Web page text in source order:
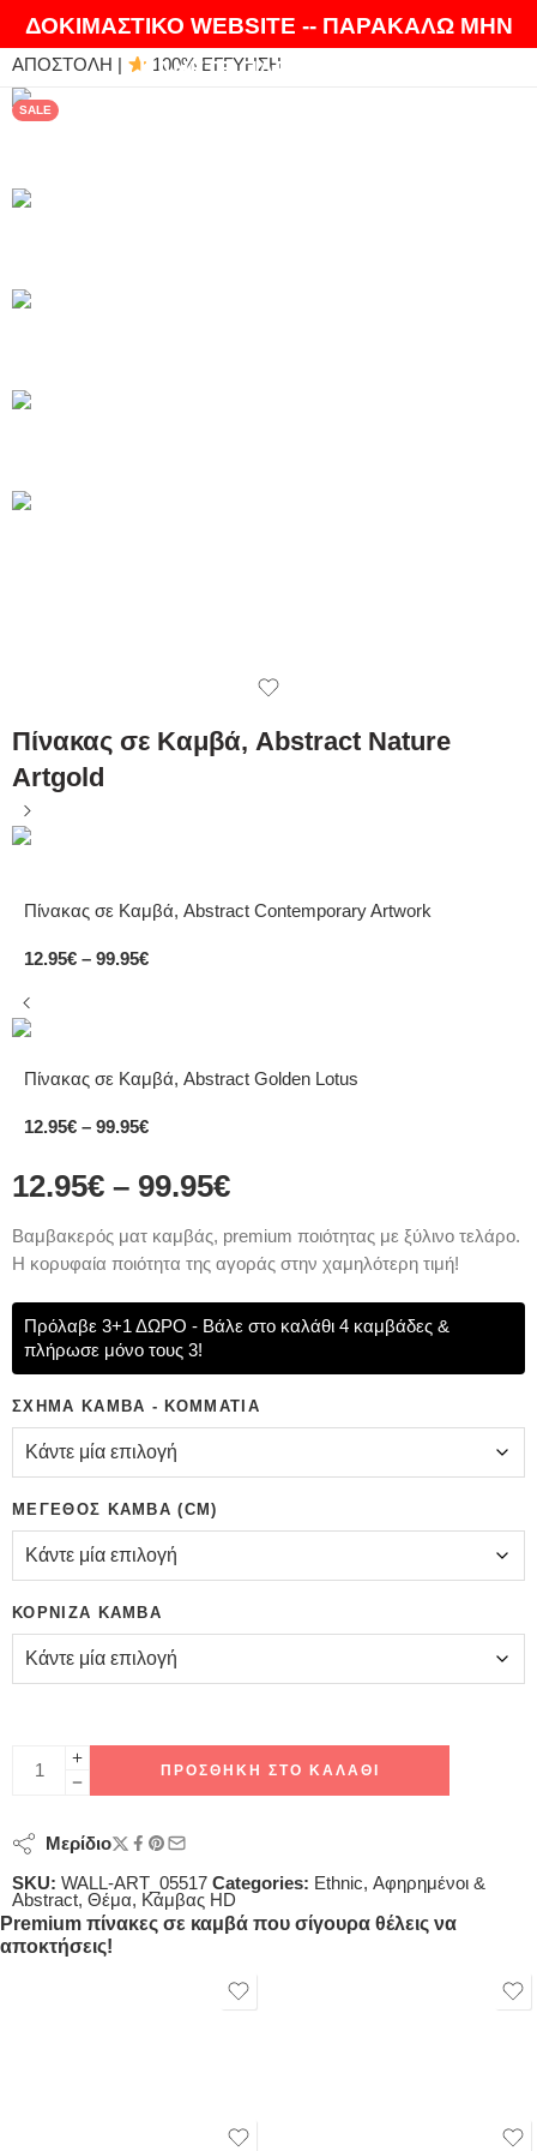
ΔΟΚΙΜΑΣΤΙΚΟ WEBSITE -- ΠΑΡΑΚΑΛΩ ΜΗΝ
ΚΑΝΕΤΕ ΠΑΡΑΓΓΕΛΙΕΣ
ΘΑ ΛΑΤΡΕΨΕΤΕ ΤΑ ΠΡΟΪΟΝΤΑ ΜΑΣ | EXPRESS
ΑΠΟΣΤΟΛΗ | 100% ΕΓΓΥΗΣΗ
SALE
Πίνακας σε Καμβά, Abstract Nature
Artgold
Πίνακας σε Καμβά, Abstract Contemporary Artwork
12.95€ – 99.95€
Πίνακας σε Καμβά, Abstract Golden Lotus
12.95€ – 99.95€
12.95€ – 99.95€
Bαμβακερός ματ καμβάς, premium ποιότητας με ξύλινο τελάρο.
Η κορυφαία ποιότητα της αγοράς στην χαμηλότερη τιμή!
Πρόλαβε 3+1 ΔΩΡΟ - Βάλε στο καλάθι 4 καμβάδες &
πλήρωσε μόνο τους 3!
ΣΧΉΜΑ ΚΑΜΒΆ - ΚΟΜΜΆΤΙΑ
ΜΈΓΕΘΟΣ ΚΑΜΒΆ (CM)
ΚΟΡΝΊΖΑ ΚΑΜΒΆ
ΠΡΟΣΘΉΚΗ ΣΤΟ ΚΑΛΆΘΙ
Μερίδιο
SKU: WALL-ART_05517 Categories: Ethnic, Αφηρημένοι &
Abstract, Θέμα, Κάμβας HD
Premium πίνακες σε καμβά που σίγουρα θέλεις να
αποκτήσεις!